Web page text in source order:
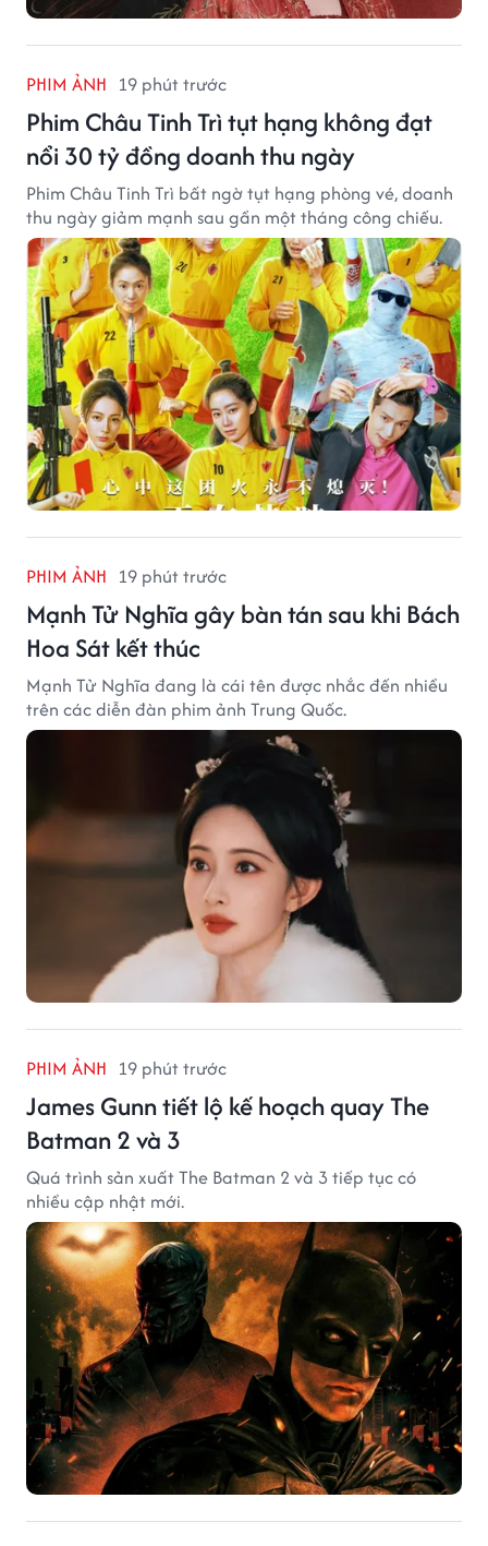
PHIM ẢNH 19 phút trước
Phim Châu Tinh Trì tụt hạng không đạt
nổi 30 tỷ đồng doanh thu ngày
Phim Châu Tinh Trì bất ngờ tụt hạng phòng vé, doanh
thu ngày giảm mạnh sau gần một tháng công chiếu.
PHIM ẢNH 19 phút trước
Mạnh Tử Nghĩa gây bàn tán sau khi Bách
Hoa Sát kết thúc
Mạnh Tử Nghĩa đang là cái tên được nhắc đến nhiều
trên các diễn đàn phim ảnh Trung Quốc.
PHIM ẢNH 19 phút trước
James Gunn tiết lộ kế hoạch quay The
Batman 2 và 3
Quá trình sản xuất The Batman 2 và 3 tiếp tục có
nhiều cập nhật mới.